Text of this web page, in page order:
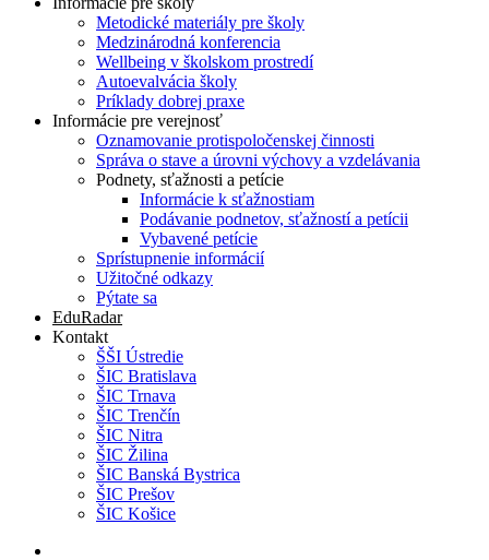
Metodické materiály pre školy
Medzinárodná konferencia
Wellbeing v školskom prostredí
Autoevalvácia školy
Príklady dobrej praxe
Informácie pre verejnosť
Oznamovanie protispoločenskej činnosti
Správa o stave a úrovni výchovy a vzdelávania
Podnety, sťažnosti a petície
Informácie k sťažnostiam
Podávanie podnetov, sťažností a petícii
Vybavené petície
Sprístupnenie informácií
Užitočné odkazy
Pýtate sa
EduRadar
Kontakt
ŠŠI Ústredie
ŠIC Bratislava
ŠIC Trnava
ŠIC Trenčín
ŠIC Nitra
ŠIC Žilina
ŠIC Banská Bystrica
ŠIC Prešov
ŠIC Košice